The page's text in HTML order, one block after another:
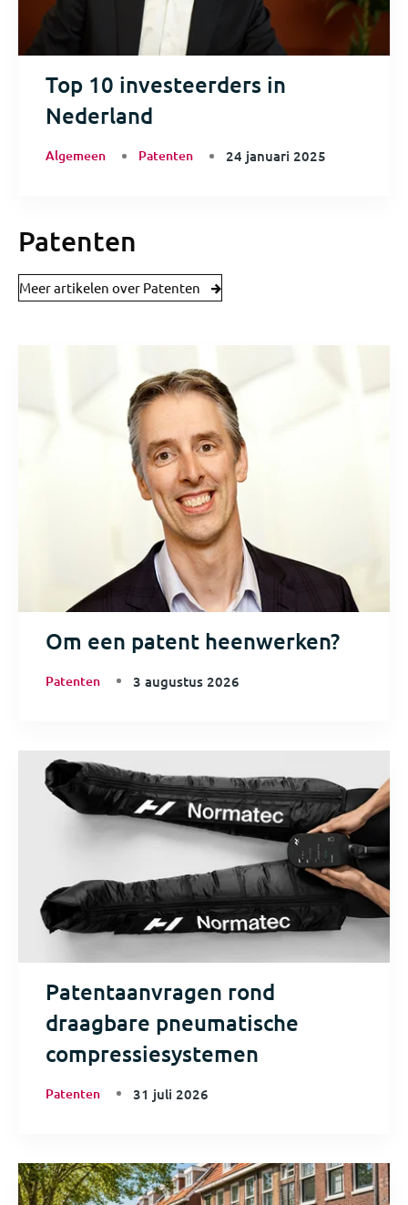
Top 10 investeerders in
Nederland
Algemeen Patenten 24 januari 2025
Patenten
Meer artikelen over Patenten
Om een patent heenwerken?
Patenten 3 augustus 2026
Patentaanvragen rond
draagbare pneumatische
compressiesystemen
Patenten 31 juli 2026